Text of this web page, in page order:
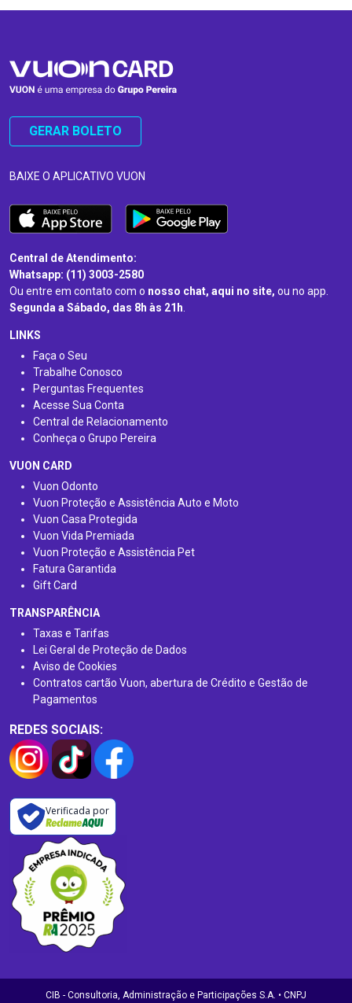
GERAR BOLETO
BAIXE O APLICATIVO VUON
Central de Atendimento:
Whatsapp: (11) 3003-2580
Ou entre em contato com o nosso chat, aqui no site, ou no app.
Segunda a Sábado, das 8h às 21h.
LINKS
Faça o Seu
Trabalhe Conosco
Perguntas Frequentes
Acesse Sua Conta
Central de Relacionamento
Conheça o Grupo Pereira
VUON CARD
Vuon Odonto
Vuon Proteção e Assistência Auto e Moto
Vuon Casa Protegida
Vuon Vida Premiada
Vuon Proteção e Assistência Pet
Fatura Garantida
Gift Card
TRANSPARÊNCIA
Taxas e Tarifas
Lei Geral de Proteção de Dados
Aviso de Cookies
Contratos cartão Vuon, abertura de Crédito e Gestão de
Pagamentos
REDES SOCIAIS:
Verificada por
CIB - Consultoria, Administração e Participações S.A. • CNPJ